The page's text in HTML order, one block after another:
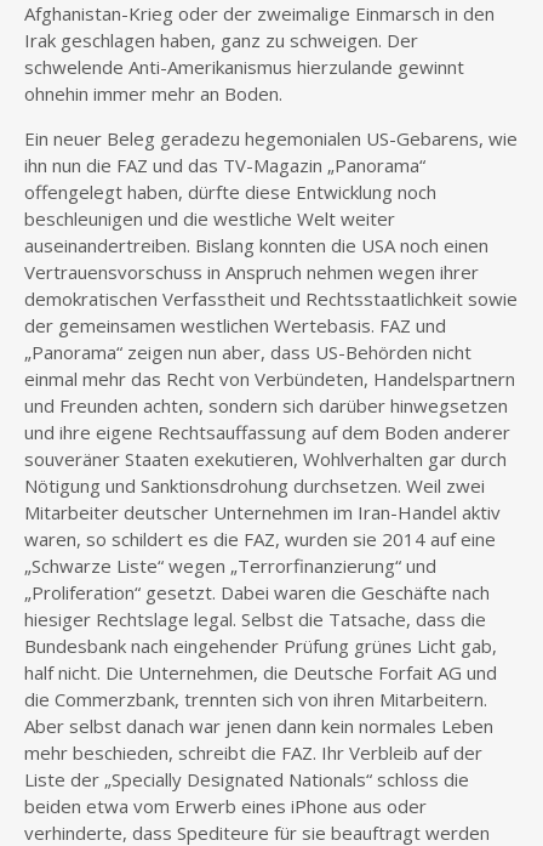
Afghanistan-Krieg oder der zweimalige Einmarsch in den
Irak geschlagen haben, ganz zu schweigen. Der
schwelende Anti-Amerikanismus hierzulande gewinnt
ohnehin immer mehr an Boden.
Ein neuer Beleg geradezu hegemonialen US-Gebarens, wie
ihn nun die FAZ und das TV-Magazin „Panorama“
offengelegt haben, dürfte diese Entwicklung noch
beschleunigen und die westliche Welt weiter
auseinandertreiben. Bislang konnten die USA noch einen
Vertrauensvorschuss in Anspruch nehmen wegen ihrer
demokratischen Verfasstheit und Rechtsstaatlichkeit sowie
der gemeinsamen westlichen Wertebasis. FAZ und
„Panorama“ zeigen nun aber, dass US-Behörden nicht
einmal mehr das Recht von Verbündeten, Handelspartnern
und Freunden achten, sondern sich darüber hinwegsetzen
und ihre eigene Rechtsauffassung auf dem Boden anderer
souveräner Staaten exekutieren, Wohlverhalten gar durch
Nötigung und Sanktionsdrohung durchsetzen. Weil zwei
Mitarbeiter deutscher Unternehmen im Iran-Handel aktiv
waren, so schildert es die FAZ, wurden sie 2014 auf eine
„Schwarze Liste“ wegen „Terrorfinanzierung“ und
„Proliferation“ gesetzt. Dabei waren die Geschäfte nach
hiesiger Rechtslage legal. Selbst die Tatsache, dass die
Bundesbank nach eingehender Prüfung grünes Licht gab,
half nicht. Die Unternehmen, die Deutsche Forfait AG und
die Commerzbank, trennten sich von ihren Mitarbeitern.
Aber selbst danach war jenen dann kein normales Leben
mehr beschieden, schreibt die FAZ. Ihr Verbleib auf der
Liste der „Specially Designated Nationals“ schloss die
beiden etwa vom Erwerb eines iPhone aus oder
verhinderte, dass Spediteure für sie beauftragt werden